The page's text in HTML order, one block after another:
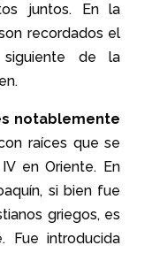
juntos. En la
recordados el
de la
notablemente
raíces que se
en Oriente. En
si bien fue
griegos, es
Fue introducida